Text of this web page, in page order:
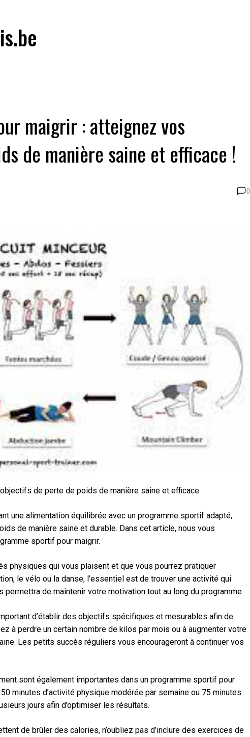
maigrir : atteignez vos
de manière saine et efficace !
0
de perte de poids de manière saine et efficace
une alimentation équilibrée avec un programme sportif adapté,
de manière saine et durable. Dans cet article, nous vous
sportif pour maigrir.
physiques qui vous plaisent et que vous pourrez pratiquer
le vélo ou la danse, l’essentiel est de trouver une activité qui
de maintenir votre motivation tout au long du programme.
d’établir des objectifs spécifiques et mesurables afin de
à perdre un certain nombre de kilos par mois ou à augmenter votre
Les petits succès réguliers vous encourageront à continuer vos
sont également importantes dans un programme sportif pour
minutes d’activité physique modérée par semaine ou 75 minutes
jours afin d’optimiser les résultats.
de brûler des calories, n’oubliez pas d’inclure des exercices de